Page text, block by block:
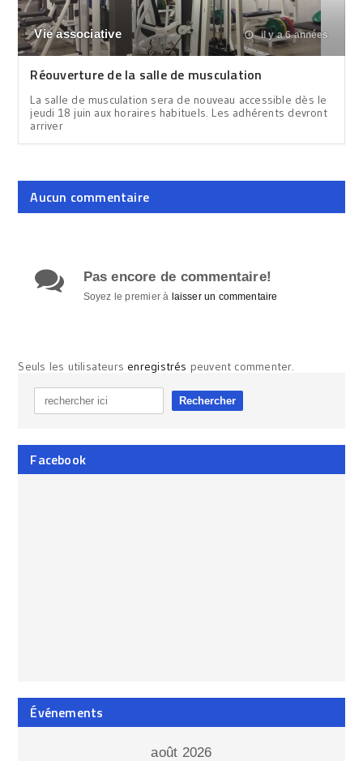
Vie associative il y a 6 années
Réouverture de la salle de musculation
La salle de musculation sera de nouveau accessible dès le
jeudi 18 juin aux horaires habituels. Les adhérents devront
arriver
Aucun commentaire
Pas encore de commentaire!
Soyez le premier à laisser un commentaire
Seuls les utilisateurs enregistrés peuvent commenter.
Facebook
Événements
août 2026